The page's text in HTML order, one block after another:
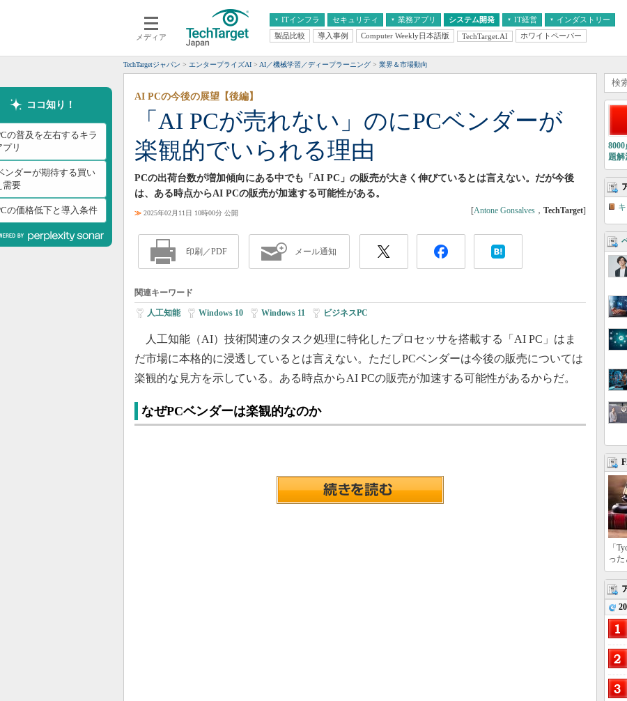
メディア
ITインフラ
クラウド
スマートモバイル
ネットワーク
システム運用管理
セキュリティ 業務アプリ
エンタープライズAI
ERP
情報系システム
システム開発 IT経営
経営とIT
中堅・中小企業とIT
インダストリー
医療IT
製品比較 導入事例 Computer Weekly日本語版 TechTarget.AI ホワイトペーパー
TechTargetジャパン エンタープライズAI AI／機械学習／ディープラーニング 業界＆市場動向
ココ知り！
の普及を左右するキラ
リ
ンダーが期待する買い
需要
の価格低下と導入条件
「AI PCが売れない」のにPCベンダーが
楽観的でいられる理由
AI PCの今後の展望【後編】
PCの出荷台数が増加傾向にある中でも「AI PC」の販売が大きく伸びているとは言えない。だが今後
は、ある時点からAI PCの販売が加速する可能性がある。
≫ 2025年02月11日 10時00分 公開 [Antone Gonsalves ， TechTarget]
印刷／PDF メール通知
関連キーワード
人工知能| Windows 10 Windows 11 ビジネスPC
人工知能（AI）技術関連のタスク処理に特化したプロセッサを搭載する「AI PC」はま
だ市場に本格的に浸透しているとは言えない。ただしPCベンダーは今後の販売については
楽観的な見方を示している。ある時点からAI PCの販売が加速する可能性があるからだ。
なぜPCベンダーは楽観的なのか
題解
「
った